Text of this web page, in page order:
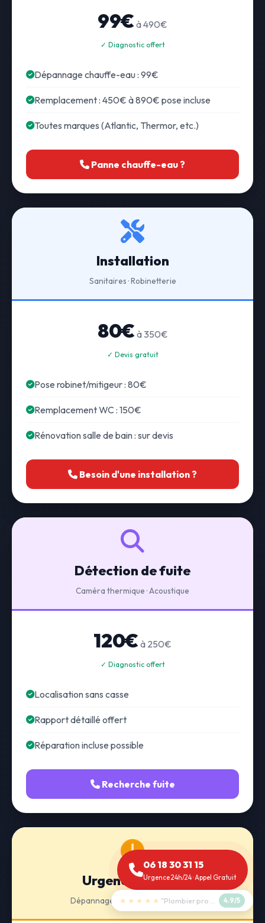
99€ à 490€
✓ Diagnostic offert
Dépannage chauffe-eau : 99€
Remplacement : 450€ à 890€ pose incluse
Toutes marques (Atlantic, Thermor, etc.)
Panne chauffe-eau ?
Installation
Sanitaires · Robinetterie
80€ à 350€
✓ Devis gratuit
Pose robinet/mitigeur : 80€
Remplacement WC : 150€
Rénovation salle de bain : sur devis
Besoin d'une installation ?
Détection de fuite
Caméra thermique · Acoustique
120€ à 250€
✓ Diagnostic offert
Localisation sans casse
Rapport détaillé offert
Réparation incluse possible
Recherche fuite
Urgence 24h/24
Dépannage · Intervention express
06 18 30 31 15
Urgence 24h/24 · Appel Gratuit
★★★★★ 5.0/5